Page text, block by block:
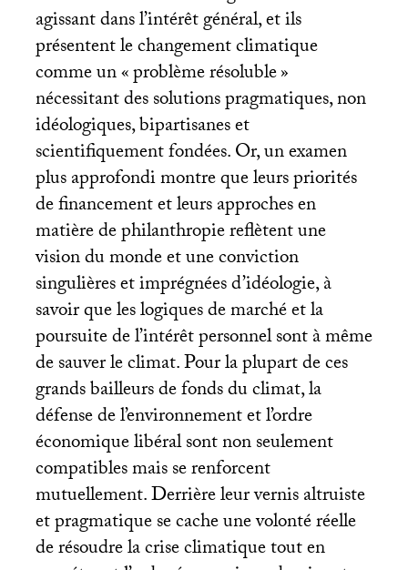
agissant dans l’intérêt général, et ils
présentent le changement climatique
comme un «problème résoluble»
nécessitant des solutions pragmatiques, non
idéologiques, bipartisanes et
scientifiquement fondées. Or, un examen
plus approfondi montre que leurs priorités
de financement et leurs approches en
matière de philanthropie reflètent une
vision du monde et une conviction
singulières et imprégnées d’idéologie, à
savoir que les logiques de marché et la
poursuite de l’intérêt personnel sont à même
de sauver le climat. Pour la plupart de ces
grands bailleurs de fonds du climat, la
défense de l’environnement et l’ordre
économique libéral sont non seulement
compatibles mais se renforcent
mutuellement. Derrière leur vernis altruiste
et pragmatique se cache une volonté réelle
de résoudre la crise climatique tout en